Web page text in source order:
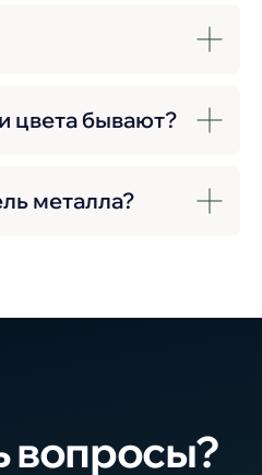
цвета бывают?
металла?